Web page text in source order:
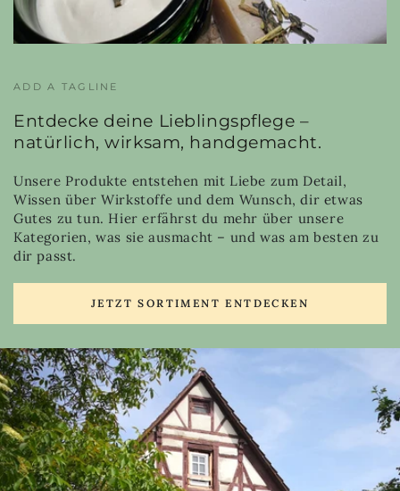
ADD A TAGLINE
Entdecke deine Lieblingspflege –
natürlich, wirksam, handgemacht.
Unsere Produkte entstehen mit Liebe zum Detail,
Wissen über Wirkstoffe und dem Wunsch, dir etwas
Gutes zu tun. Hier erfährst du mehr über unsere
Kategorien, was sie ausmacht – und was am besten zu
dir passt.
JETZT SORTIMENT ENTDECKEN